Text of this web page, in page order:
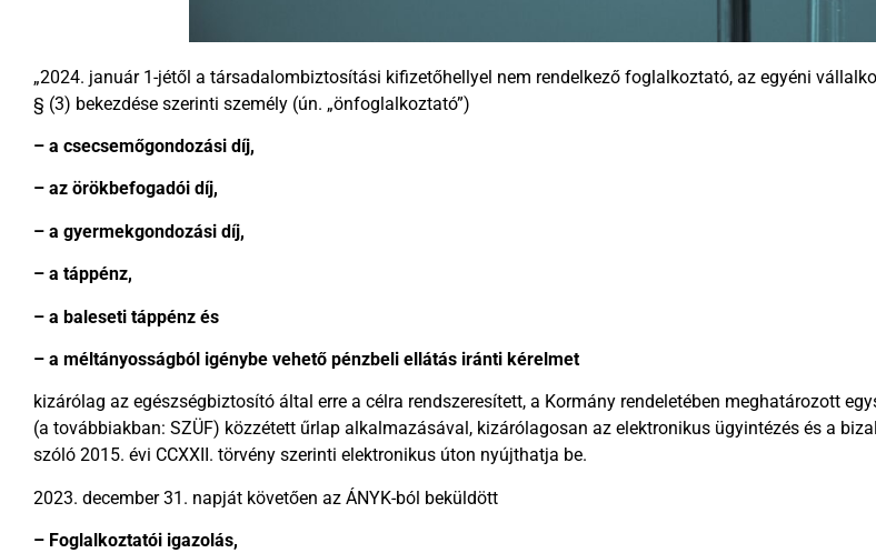
„2024. január 1-jétől a társadalombiztosítási kifizetőhellyel nem rendelkező foglalkoztató, az egyéni
§ (3) bekezdése szerinti személy (ún. „önfoglalkoztató”)
– a csecsemőgondozási díj,
– az örökbefogadói díj,
– a gyermekgondozási díj,
– a táppénz,
– a baleseti táppénz és
– a méltányosságból igénybe vehető pénzbeli ellátás iránti kérelmet
kizárólag az egészségbiztosító által erre a célra rendszeresített, a Kormány rendeletében meghatározott
(a továbbiakban: SZÜF) közzétett űrlap alkalmazásával, kizárólagosan az elektronikus ügyintézés és a
szóló 2015. évi CCXXII. törvény szerinti elektronikus úton nyújthatja be.
2023. december 31. napját követően az ÁNYK-ból beküldött
– Foglalkoztatói igazolás,